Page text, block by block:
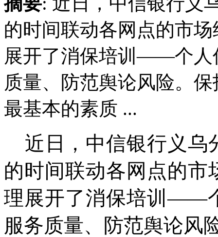
的时间联动各网点的市
展开了消保培训——个人
质量、防范舆论风险。
最基本的素质 ...
近日，中信银行义乌
的时间联动各网点的市
理展开了消保培训——
服务质量、防范舆论风